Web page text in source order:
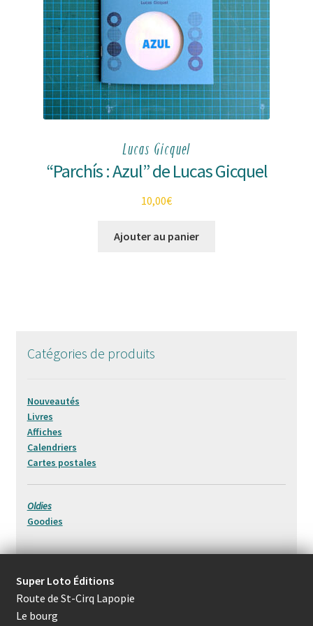
Lucas Gicquel
“Parchís : Azul” de Lucas Gicquel
10,00€
Ajouter au panier
Catégories de produits
Nouveautés
Livres
Affiches
Calendriers
Cartes postales
Oldies
Goodies
Super Loto Éditions
Route de St-Cirq Lapopie
Le bourg